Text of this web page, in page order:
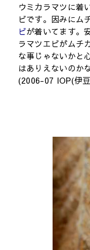
ウミカラマツに着
ビです。因みにム
ビが着いてます。
ラマツエビがムチ
な事じゃないかと
はありえないのか
(2006-07 IOP(伊